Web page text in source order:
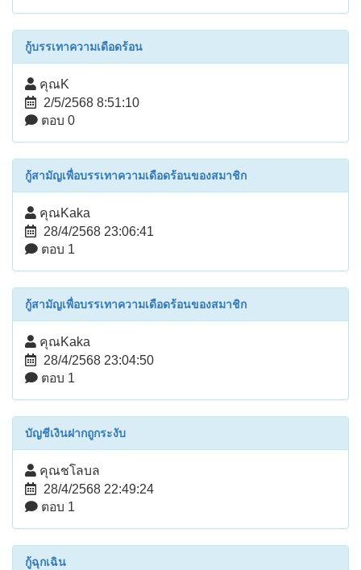
กู้บรรเทาความเดือดร้อน
คุณK
2/5/2568 8:51:10
ตอบ 0
กู้สามัญเพื่อบรรเทาความเดือดร้อนของสมาชิก
คุณKaka
28/4/2568 23:06:41
ตอบ 1
กู้สามัญเพื่อบรรเทาความเดือดร้อนของสมาชิก
คุณKaka
28/4/2568 23:04:50
ตอบ 1
บัญชีเงินฝากถูกระงับ
คุณชโลบล
28/4/2568 22:49:24
ตอบ 1
กู้ฉุกเฉิน